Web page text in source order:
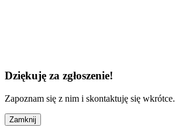
Dziękuję za zgłoszenie!
Zapoznam się z nim i skontaktuję się wkrótce.
Zamknij